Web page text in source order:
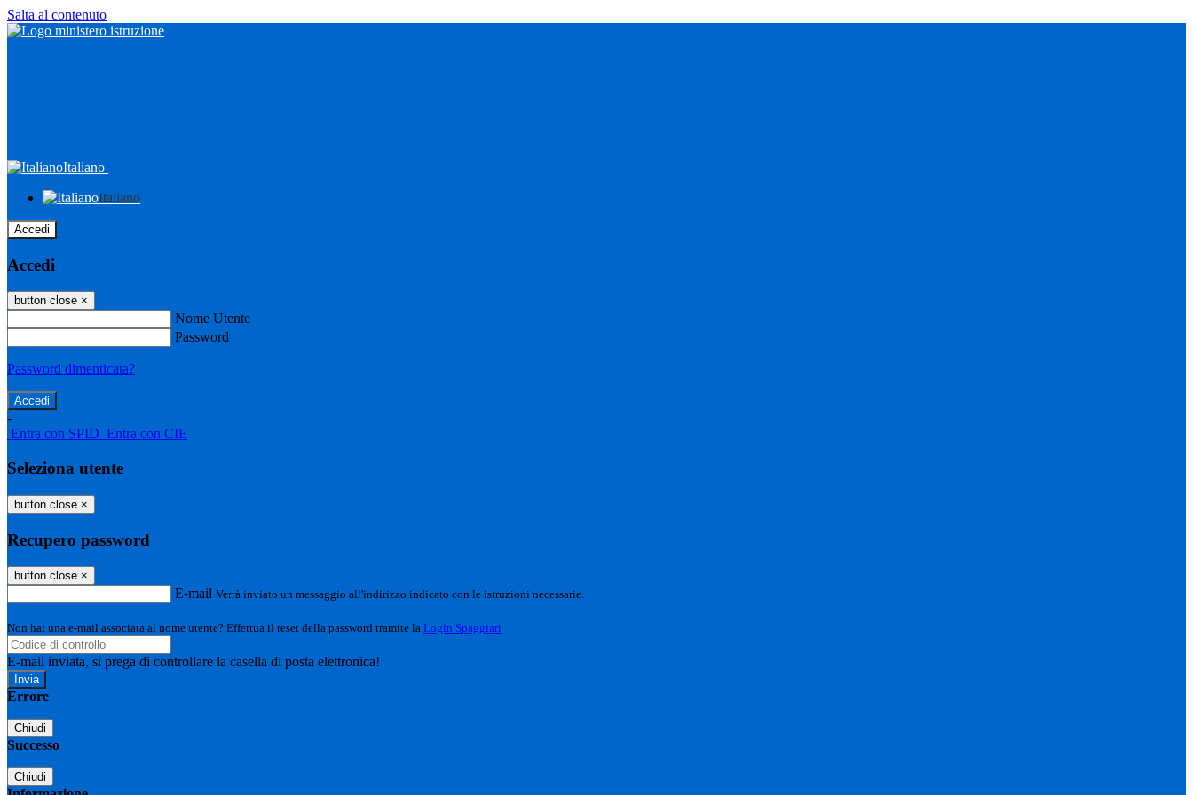
Salta al contenuto
Italiano
Italiano
Accedi
Accedi
button close ×
Nome Utente
Password
Password dimenticata?
-
Entra con SPID Entra con CIE
Seleziona utente
button close ×
Recupero password
button close ×
E-mail Verrà inviato un messaggio all'indirizzo indicato con le istruzioni necessarie.
Non hai una e-mail associata al nome utente? Effettua il reset della password tramite la Login Spaggiari
E-mail inviata, si prega di controllare la casella di posta elettronica!
Errore
Chiudi
Successo
Chiudi